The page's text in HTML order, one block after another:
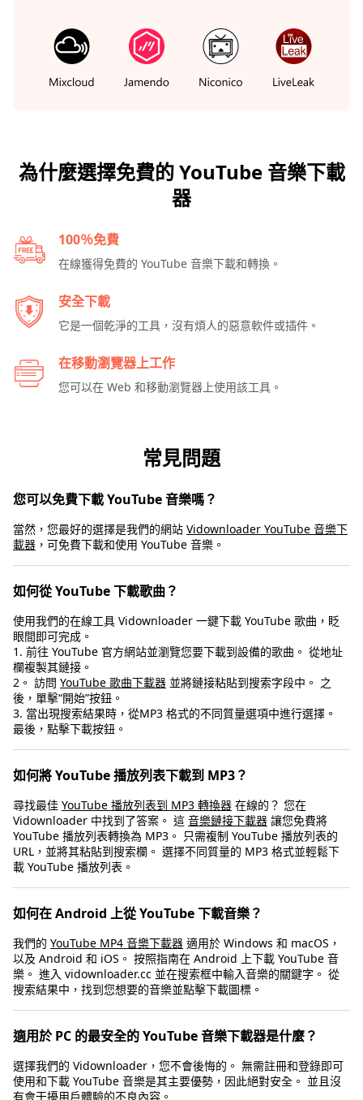
為什麼選擇免費的 YouTube 音樂下載
器
100％免費
在線獲得免費的 YouTube 音樂下載和轉換。
安全下載
它是一個乾淨的工具，沒有煩人的惡意軟件或插件。
在移動瀏覽器上工作
您可以在 Web 和移動瀏覽器上使用該工具。
常見問題
您可以免費下載 YouTube 音樂嗎？
當然，您最好的選擇是我們的網站 Vidownloader YouTube 音樂下
載器 ，可免費下載和使用 YouTube 音樂。
如何從 YouTube 下載歌曲？
使用我們的在線工具 Vidownloader 一鍵下載 YouTube 歌曲，眨
眼間即可完成。
1. 前往 YouTube 官方網站並瀏覽您要下載到設備的歌曲。 從地址
欄複製其鏈接。
2。 訪問 YouTube 歌曲下載器 並將鏈接粘貼到搜索字段中。 之
後，單擊“開始”按鈕。
3. 當出現搜索結果時，從MP3 格式的不同質量選項中進行選擇。
最後，點擊下載按鈕。
如何將 YouTube 播放列表下載到 MP3？
尋找最佳 YouTube 播放列表到 MP3 轉換器 在線的？ 您在
Vidownloader 中找到了答案。 這 音樂鏈接下載器 讓您免費將
YouTube 播放列表轉換為 MP3。 只需複制 YouTube 播放列表的
URL，並將其粘貼到搜索欄。 選擇不同質量的 MP3 格式並輕鬆下
載 YouTube 播放列表。
如何在 Android 上從 YouTube 下載音樂？
我們的 YouTube MP4 音樂下載器 適用於 Windows 和 macOS，
以及 Android 和 iOS。 按照指南在 Android 上下載 YouTube 音
樂。 進入 vidownloader.cc 並在搜索框中輸入音樂的關鍵字。 從
搜索結果中，找到您想要的音樂並點擊下載圖標。
適用於 PC 的最安全的 YouTube 音樂下載器是什麼？
選擇我們的 Vidownloader，您不會後悔的。 無需註冊和登錄即可
使用和下載 YouTube 音樂是其主要優勢，因此絕對安全。 並且沒
有會干擾用戶體驗的不良內容。